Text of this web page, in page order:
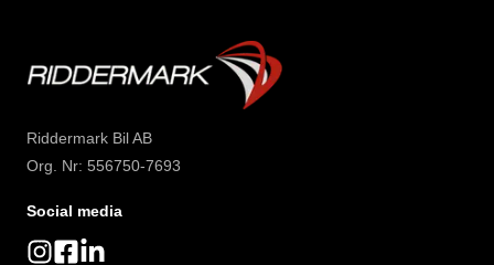
Riddermark Bil AB
Org. Nr: 556750-7693
Social media